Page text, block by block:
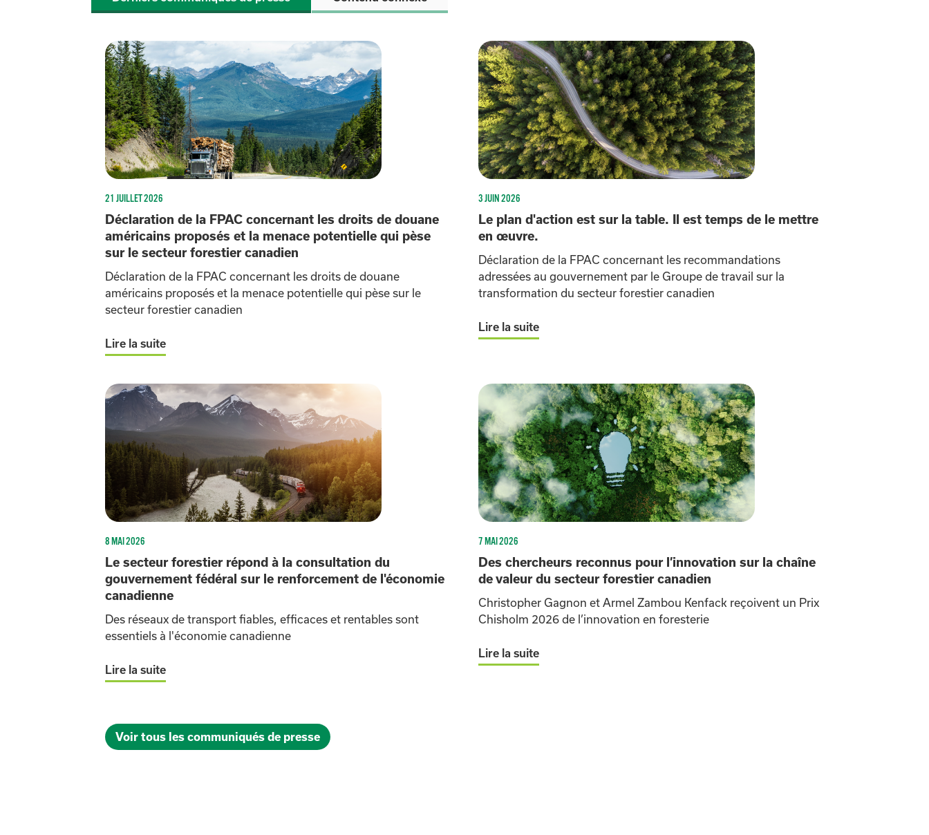
21 JUILLET 2026
Déclaration de la FPAC concernant les droits de douane
américains proposés et la menace potentielle qui pèse
sur le secteur forestier canadien
Déclaration de la FPAC concernant les droits de douane
américains proposés et la menace potentielle qui pèse sur le
secteur forestier canadien
Lire la suite
3 JUIN 2026
Le plan d'action est sur la table. Il est temps de le mettre
en œuvre.
Déclaration de la FPAC concernant les recommandations
adressées au gouvernement par le Groupe de travail sur la
transformation du secteur forestier canadien
Lire la suite
8 MAI 2026
Le secteur forestier répond à la consultation du
gouvernement fédéral sur le renforcement de l'économie
canadienne
Des réseaux de transport fiables, efficaces et rentables sont
essentiels à l'économie canadienne
Lire la suite
7 MAI 2026
Des chercheurs reconnus pour l’innovation sur la chaîne
de valeur du secteur forestier canadien
Christopher Gagnon et Armel Zambou Kenfack reçoivent un Prix
Chisholm 2026 de l’innovation en foresterie
Lire la suite
Voir tous les communiqués de presse